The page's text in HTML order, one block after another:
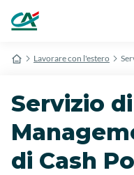
Lavorare con l'estero
Servizio
di Cash